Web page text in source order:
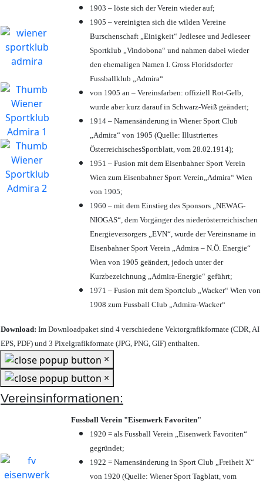
1903 – löste sich der Verein wieder auf;
1905 – vereinigten sich die wilden Vereine
Burschenschaft „Einigkeit“ Jedlesee und Jedleseer
Sportklub „Vindobona“ und nahmen dabei wieder
den ehemaligen Namen I. Gross Floridsdorfer
Fussballklub „Admira“
von 1905 an – Vereinsfarben: offiziell Rot-Gelb,
wurde aber kurz darauf in Schwarz-Weiß geändert;
1914 – Namensänderung in Wiener Sport Club
„Admira“ von 1905 (Quelle: Illustriertes
ÖsterreichischesSportblatt, vom 28.02.1914);
1951 – Fusion mit dem Eisenbahner Sport Verein
Wien zum Eisenbahner Sport Verein„Admira“ Wien
von 1905;
1960 – mit dem Einstieg des Sponsors „NEWAG-
NIOGAS“, dem Vorgänger des niederösterreichischen
Energieversorgers „EVN“, wurde der Vereinsname in
Eisenbahner Sport Verein „Admira – N.Ö. Energie“
Wien von 1905 geändert, jedoch unter der
Kurzbezeichnung „Admira-Energie“ geführt;
1971 – Fusion mit dem Sportclub „Wacker“ Wien von
1908 zum Fussball Club „Admira-Wacker“
Download: Im Downloadpaket sind 4 verschiedene Vektorgrafikformate (CDR, AI
EPS, PDF) und 3 Pixelgrafikformate (JPG, PNG, GIF) enthalten.
×
×
Vereinsinformationen:
Fussball Verein "Eisenwerk Favoriten"
1920 = als Fussball Verein „Eisenwerk Favoriten“
gegründet;
1922 = Namensänderung in Sport Club „Freiheit X“
von 1920 (Quelle: Wiener Sport Tagblatt, vom